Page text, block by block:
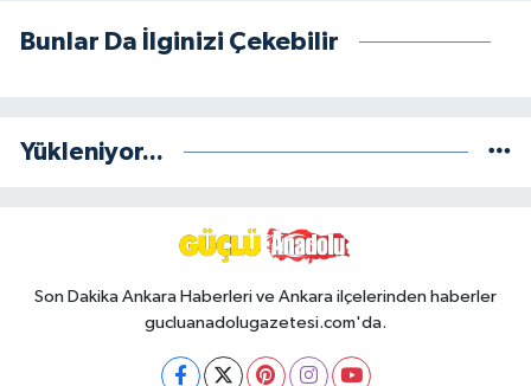
Bunlar Da İlginizi Çekebilir
Yükleniyor...
Son Dakika Ankara Haberleri ve Ankara ilçelerinden haberler
gucluanadolugazetesi.com'da.